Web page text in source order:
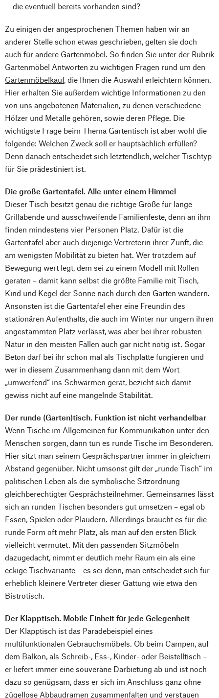
die eventuell bereits vorhanden sind?
Zu einigen der angesprochenen Themen haben wir an
anderer Stelle schon etwas geschrieben, gelten sie doch
auch für andere Gartenmöbel. So finden Sie unter der Rubrik
Gartenmöbel Antworten zu wichtigen Fragen rund um den
Gartenmöbelkauf, die Ihnen die Auswahl erleichtern können.
Hier erhalten Sie außerdem wichtige Informationen zu den
von uns angebotenen Materialien, zu denen verschiedene
Hölzer und Metalle gehören, sowie deren Pflege. Die
wichtigste Frage beim Thema Gartentisch ist aber wohl die
folgende: Welchen Zweck soll er hauptsächlich erfüllen?
Denn danach entscheidet sich letztendlich, welcher Tischtyp
für Sie prädestiniert ist.
Die große Gartentafel. Alle unter einem Himmel
Dieser Tisch besitzt genau die richtige Größe für lange
Grillabende und ausschweifende Familienfeste, denn an ihm
finden mindestens vier Personen Platz. Dafür ist die
Gartentafel aber auch diejenige Vertreterin ihrer Zunft, die
am wenigsten Mobilität zu bieten hat. Wer trotzdem auf
Bewegung wert legt, dem sei zu einem Modell mit Rollen
geraten – damit kann selbst die größte Familie mit Tisch,
Kind und Kegel der Sonne nach durch den Garten wandern.
Ansonsten ist die Gartentafel eher eine Freundin des
stationären Aufenthalts, die auch im Winter nur ungern ihren
angestammten Platz verlässt, was aber bei ihrer robusten
Natur in den meisten Fällen auch gar nicht nötig ist. Sogar
Beton darf bei ihr schon mal als Tischplatte fungieren und
wer in diesem Zusammenhang dann mit dem Wort
„umwerfend“ ins Schwärmen gerät, bezieht sich damit
gewiss nicht auf eine mangelnde Stabilität.
Der runde (Garten)tisch. Funktion ist nicht verhandelbar
Wenn Tische im Allgemeinen für Kommunikation unter den
Menschen sorgen, dann tun es runde Tische im Besonderen.
Hier sitzt man seinem Gesprächspartner immer in gleichem
Abstand gegenüber. Nicht umsonst gilt der „runde Tisch“ im
politischen Leben als die symbolische Sitzordnung
gleichberechtigter Gesprächsteilnehmer. Gemeinsames lässt
sich an runden Tischen besonders gut umsetzen – egal ob
Essen, Spielen oder Plaudern. Allerdings braucht es für die
runde Form oft mehr Platz, als man auf den ersten Blick
vielleicht vermutet. Mit den passenden Sitzmöbeln
dazugedacht, nimmt er deutlich mehr Raum ein als eine
eckige Tischvariante – es sei denn, man entscheidet sich für
erheblich kleinere Vertreter dieser Gattung wie etwa den
Bistrotisch.
Der Klapptisch. Mobile Einheit für jede Gelegenheit
Der Klapptisch ist das Paradebeispiel eines
multifunktionalen Gebrauchsmöbels. Ob beim Campen, auf
dem Balkon, als Schreib-, Ess-, Kinder- oder Beistelltisch –
er liefert immer eine souveräne Darbietung ab und ist noch
dazu so genügsam, dass er sich im Anschluss ganz ohne
zügellose Abbaudramen zusammenfalten und verstauen